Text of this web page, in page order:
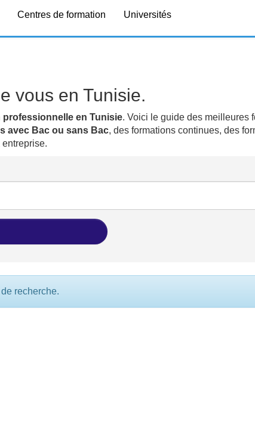
Centres de formation Universités
vous en Tunisie.
professionnelle en Tunisie. Voici le guide des meilleures
avec Bac ou sans Bac, des formations continues, des
recherche.